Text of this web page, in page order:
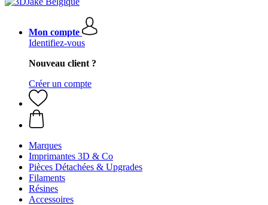
Mon compte
Identifiez-vous
Nouveau client ?
Créer un compte
Marques
Imprimantes 3D & Co
Pièces Détachées & Upgrades
Filaments
Résines
Accessoires